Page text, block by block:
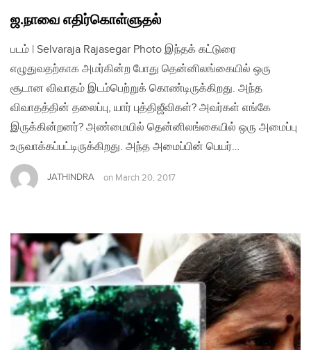
ஜ.நாவை எதிர்கொள்ளுதல்
படம் | Selvaraja Rajasegar Photo இந்தக் கட்டுரை
எழுதுவதற்காக அமர்கின்ற போது தென்னிலங்கையில் ஒரு
சூடான விவாதம் இடம்பெற்றுக் கொண்டிருக்கிறது. அந்த
விவாதத்தின் தலைப்பு, யார் புத்திஜீவிகள்? அவர்கள் எங்கே
இருக்கின்றனர்? அண்மையில் தென்னிலங்கையில் ஒரு அமைப்பு
உருவாக்கப்பட்டிருக்கிறது. அந்த அமைப்பின் பெயர்…
JATHINDRA on March 20, 2017